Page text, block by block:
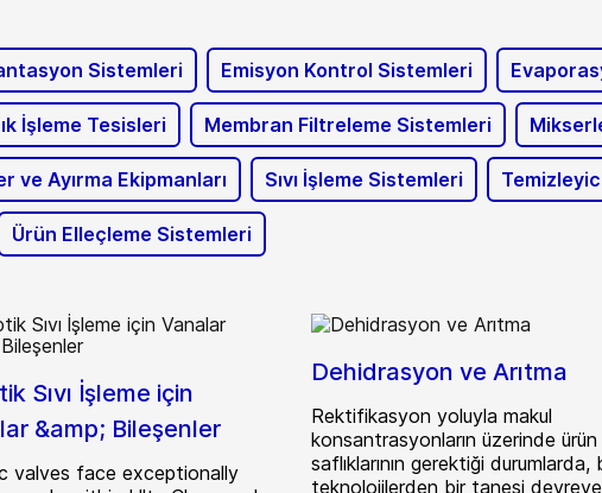
Sistemleri Emisyon Kontrol Sistemleri
İşleme Tesisleri Membran Filtreleme Sistemleri
ve Ayırma Ekipmanları Sıvı İşleme Sistemleri
Ürün Elleçleme Sistemleri
Sıvı İşleme için
&amp; Bileşenler
valves face exceptionally
Dehidrasyon ve Arıtma
Rektifikasyon yoluyla makul
konsantrasyonların üzerinde ürün
saflıklarının gerektiği durumlarda,
teknolojilerden bir tanesi devreye